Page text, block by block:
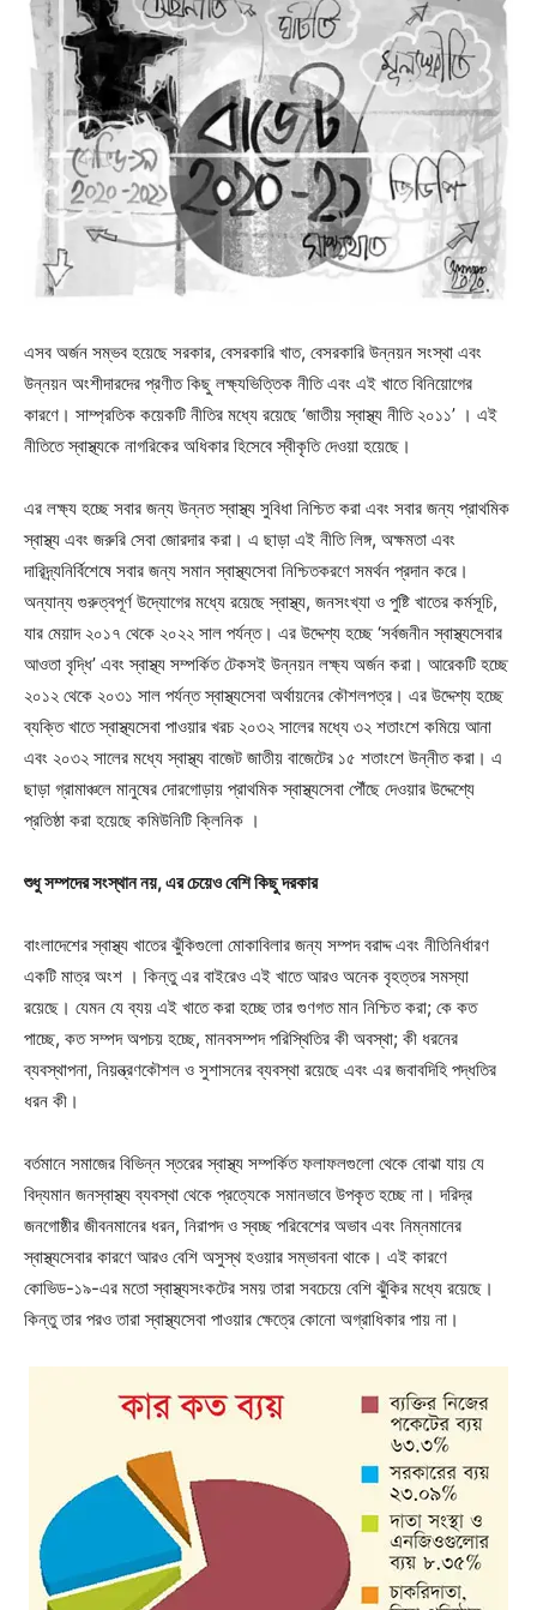
এসব অর্জন সম্ভব হয়েছে সরকার, বেসরকারি খাত, বেসরকারি উন্নয়ন সংস্থা এবং
উন্নয়ন অংশীদারদের প্রণীত কিছু লক্ষ্যভিত্তিক নীতি এবং এই খাতে বিনিয়োগের
কারণে। সাম্প্রতিক কয়েকটি নীতির মধ্যে রয়েছে ‘জাতীয় স্বাস্থ্য নীতি ২০১১’ । এই
নীতিতে স্বাস্থ্যকে নাগরিকের অধিকার হিসেবে স্বীকৃতি দেওয়া হয়েছে।
এর লক্ষ্য হচ্ছে সবার জন্য উন্নত স্বাস্থ্য সুবিধা নিশ্চিত করা এবং সবার জন্য প্রাথমিক
স্বাস্থ্য এবং জরুরি সেবা জোরদার করা। এ ছাড়া এই নীতি লিঙ্গ, অক্ষমতা এবং
দারিদ্র্যনির্বিশেষে সবার জন্য সমান স্বাস্থ্যসেবা নিশ্চিতকরণে সমর্থন প্রদান করে।
অন্যান্য গুরুত্বপূর্ণ উদ্যোগের মধ্যে রয়েছে স্বাস্থ্য, জনসংখ্যা ও পুষ্টি খাতের কর্মসূচি,
যার মেয়াদ ২০১৭ থেকে ২০২২ সাল পর্যন্ত। এর উদ্দেশ্য হচ্ছে ‘সর্বজনীন স্বাস্থ্যসেবার
আওতা বৃদ্ধি’ এবং স্বাস্থ্য সম্পর্কিত টেকসই উন্নয়ন লক্ষ্য অর্জন করা। আরেকটি হচ্ছে
২০১২ থেকে ২০৩১ সাল পর্যন্ত স্বাস্থ্যসেবা অর্থায়নের কৌশলপত্র। এর উদ্দেশ্য হচ্ছে
ব্যক্তি খাতে স্বাস্থ্যসেবা পাওয়ার খরচ ২০৩২ সালের মধ্যে ৩২ শতাংশে কমিয়ে আনা
এবং ২০৩২ সালের মধ্যে স্বাস্থ্য বাজেট জাতীয় বাজেটের ১৫ শতাংশে উন্নীত করা। এ
ছাড়া গ্রামাঞ্চলে মানুষের দোরগোড়ায় প্রাথমিক স্বাস্থ্যসেবা পৌঁছে দেওয়ার উদ্দেশ্যে
প্রতিষ্ঠা করা হয়েছে কমিউনিটি ক্লিনিক ।
শুধু সম্পদের সংস্থান নয়, এর চেয়েও বেশি কিছু দরকার
বাংলাদেশের স্বাস্থ্য খাতের ঝুঁকিগুলো মোকাবিলার জন্য সম্পদ বরাদ্দ এবং নীতিনির্ধারণ
একটি মাত্র অংশ । কিন্তু এর বাইরেও এই খাতে আরও অনেক বৃহত্তর সমস্যা
রয়েছে। যেমন যে ব্যয় এই খাতে করা হচ্ছে তার গুণগত মান নিশ্চিত করা; কে কত
পাচ্ছে, কত সম্পদ অপচয় হচ্ছে, মানবসম্পদ পরিস্থিতির কী অবস্থা; কী ধরনের
ব্যবস্থাপনা, নিয়ন্ত্রণকৌশল ও সুশাসনের ব্যবস্থা রয়েছে এবং এর জবাবদিহি পদ্ধতির
ধরন কী।
বর্তমানে সমাজের বিভিন্ন স্তরের স্বাস্থ্য সম্পর্কিত ফলাফলগুলো থেকে বোঝা যায় যে
বিদ্যমান জনস্বাস্থ্য ব্যবস্থা থেকে প্রত্যেকে সমানভাবে উপকৃত হচ্ছে না। দরিদ্র
জনগোষ্ঠীর জীবনমানের ধরন, নিরাপদ ও স্বচ্ছ পরিবেশের অভাব এবং নিম্নমানের
স্বাস্থ্যসেবার কারণে আরও বেশি অসুস্থ হওয়ার সম্ভাবনা থাকে। এই কারণে
কোভিড-১৯-এর মতো স্বাস্থ্যসংকটের সময় তারা সবচেয়ে বেশি ঝুঁকির মধ্যে রয়েছে।
কিন্তু তার পরও তারা স্বাস্থ্যসেবা পাওয়ার ক্ষেত্রে কোনো অগ্রাধিকার পায় না।